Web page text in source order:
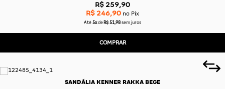
R$ 259,90
R$ 246,90 no Pix
Até 5x de R$ 51,98 sem juros
COMPRAR
SANDÁLIA KENNER RAKKA BEGE